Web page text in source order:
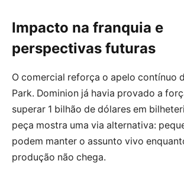
Impacto na franquia e
perspectivas futuras
O comercial reforça o apelo contínuo
Park. Dominion já havia provado a
superar 1 bilhão de dólares em
peça mostra uma via alternativa:
podem manter o assunto vivo
produção não chega.